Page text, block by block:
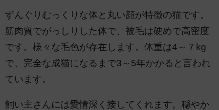
ずんぐりむっくりな体と丸い顔が特徴の猫です。
筋肉質でがっしりした体で、被毛は硬めで高密度
です。様々な毛色が存在します。体重は4～７kg
で、完全な成猫になるまで3～5年かかると言われ
ています。
飼い主さんには愛情深く接してくれます。穏やか